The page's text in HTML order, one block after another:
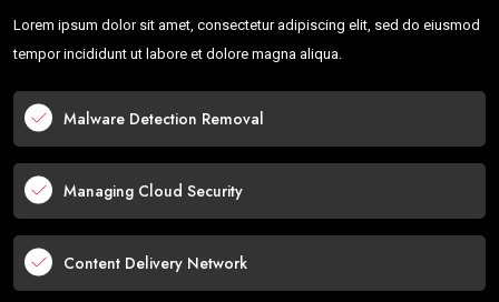
Lorem ipsum dolor sit amet, consectetur adipiscing elit, sed do eiusmod
tempor incididunt ut labore et dolore magna aliqua.
Malware Detection Removal
Managing Cloud Security
Content Delivery Network